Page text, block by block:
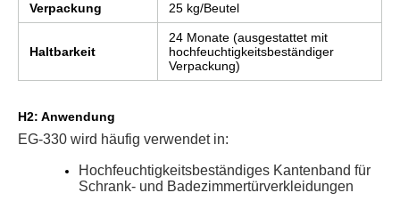
Verpackung 25 kg/Beutel
Haltbarkeit
24 Monate (ausgestattet mit
hochfeuchtigkeitsbeständiger
Verpackung)
H2: Anwendung
EG-330 wird häufig verwendet in:
Hochfeuchtigkeitsbeständiges Kantenband für
Schrank- und Badezimmertürverkleidungen